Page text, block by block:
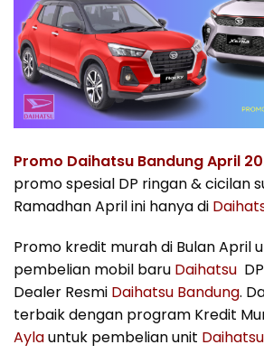
Promo Daihatsu Bandung April
promo spesial DP ringan & cicilan
Ramadhan April ini hanya di
Promo kredit murah di Bulan April
pembelian mobil baru Daihatsu
Dealer Resmi Daihatsu Bandung.
terbaik dengan program Kredit
Aylauntuk pembelian unit Daihatsu